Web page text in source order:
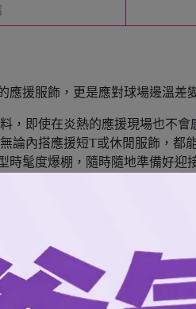
應援服飾，更是應對球場邊溫差
，即使在炎熱的應援現場也不會
論內搭應援短T或休閒服飾，都
時髦度爆棚，隨時隨地準備好迎